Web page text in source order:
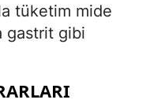
tüketim mide
gastrit gibi